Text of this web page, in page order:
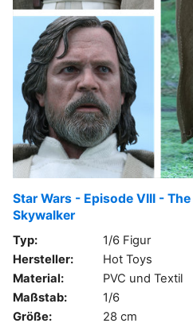
Star Wars - Episode VIII -
Skywalker
Typ:
1/6 Figur
Hersteller:
Hot Toys
Material:
PVC und Textil
Maßstab:
1/6
Größe:
28 cm